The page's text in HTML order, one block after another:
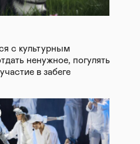
с культурным
ненужное, погулять
в забеге